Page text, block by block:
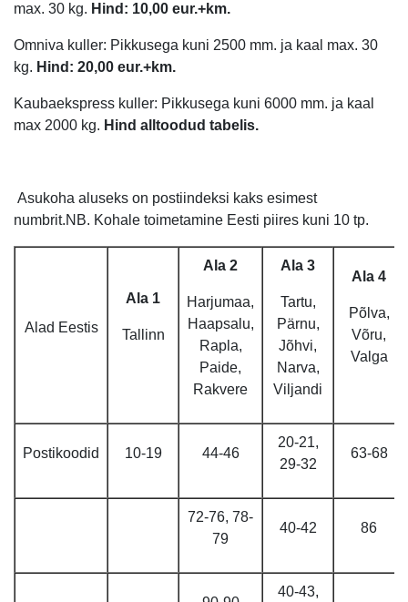
max. 30 kg. Hind: 10,00 eur.+km.
Omniva kuller: Pikkusega kuni 2500 mm. ja kaal max. 30
kg. Hind: 20,00 eur.+km.
Kaubaekspress kuller: Pikkusega kuni 6000 mm. ja kaal
max 2000 kg. Hind alltoodud tabelis.
Asukoha aluseks on postiindeksi kaks esimest
numbrit.NB. Kohale toimetamine Eesti piires kuni 10 tp.
Alad Eestis
Ala 1
Tallinn
Ala 2
Harjumaa,
Haapsalu,
Rapla,
Paide,
Rakvere
Ala 3
Tartu,
Pärnu,
Jõhvi,
Narva,
Viljandi
Ala 4
Põlva,
Võru,
Valga
Postikoodid 10-19 44-46
20-21,
29-32
63-68
72-76, 78-
79
40-42 86
40-43,